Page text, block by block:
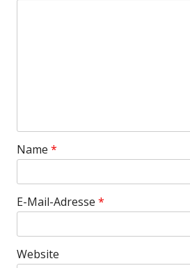
Name *
E-Mail-Adresse *
Website